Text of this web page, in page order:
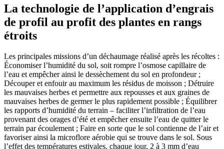
La technologie de l’application d’engrais
de profil au profit des plantes en rangs
étroits
Les principales missions d’un déchaumage réalisé après les récoltes :
Économiser l’humidité du sol, soit rompre l’osmose capillaire de
l’eau et empêcher ainsi le dessèchement du sol en profondeur ;
Découper et enfouir au maximum les résidus de moisson ; Détruire
les mauvaises herbes et permettre aux repousses et aux graines de
mauvaises herbes de germer le plus rapidement possible ; Équilibrer
les rapports d’humidité du terrain – faciliter l’infiltration de l’eau
provenant des orages d’été et empêcher ensuite l’eau de quitter le
terrain par écoulement ; Faire en sorte que le sol contienne de l’air et
favoriser ainsi la microflore aérobie qui se trouve dans le sol. Sous
l’effet des températures estivales, chaque jour, 2 à 3 mm d’eau